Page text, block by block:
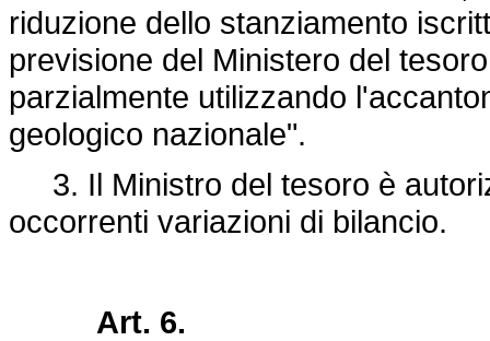
riduzione dello stanziamento
previsione del Ministero del
parzialmente utilizzando
geologico nazionale".
3. Il Ministro del tesoro è
occorrenti variazioni di bilancio.
Art. 6.